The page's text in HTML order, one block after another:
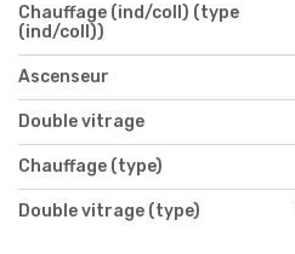
Chauffage (ind/coll) (type
(ind/coll))
Ascenseur
Double vitrage
Chauffage (type)
Double vitrage (type)